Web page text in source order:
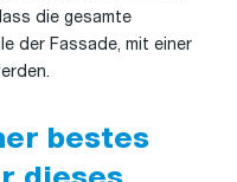
die gesamte
der Fassade, mit einer
bestes